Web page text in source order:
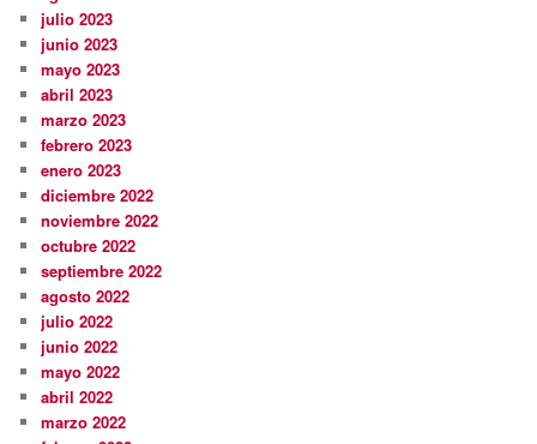
julio 2023
junio 2023
mayo 2023
abril 2023
marzo 2023
febrero 2023
enero 2023
diciembre 2022
noviembre 2022
octubre 2022
septiembre 2022
agosto 2022
julio 2022
junio 2022
mayo 2022
abril 2022
marzo 2022